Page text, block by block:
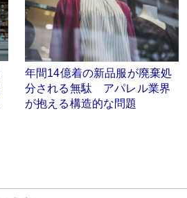
年間14億着の新品服が廃棄処
分される無駄 アパレル業界
が抱える構造的な問題